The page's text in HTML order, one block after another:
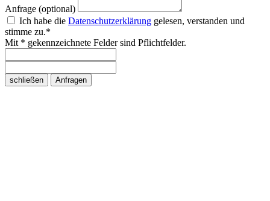
Anfrage (optional)
Ich habe die Datenschutzerklärung gelesen, verstanden und
stimme zu.*
Mit * gekennzeichnete Felder sind Pflichtfelder.
schließen Anfragen